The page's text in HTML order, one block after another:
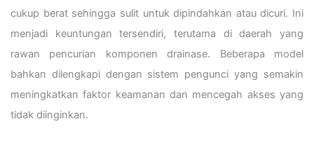
cukup berat sehingga sulit untuk dipindahkan atau dicuri. Ini
menjadi keuntungan tersendiri, terutama di daerah yang
rawan pencurian komponen drainase. Beberapa model
bahkan dilengkapi dengan sistem pengunci yang semakin
meningkatkan faktor keamanan dan mencegah akses yang
tidak diinginkan.